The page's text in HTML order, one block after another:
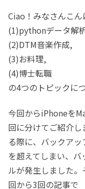
Ciao！みなさんこ
(1)pythonデータ解
(2)DTM音楽作成,
(3)お料理,
(4)博士転職
の4つのトピックに
今回からiPhoneを
回に分けてご紹介
る際に、バックア
を超えてしまい、
ルが発生しました
回から3回の記事で